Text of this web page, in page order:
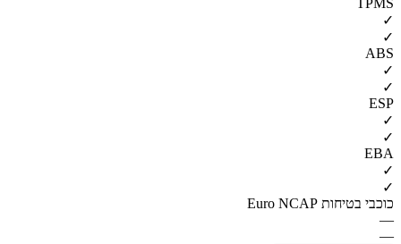
✓
✓
ABS
✓
✓
ESP
✓
✓
EBA
✓
✓
כוכבי בטיחות Euro NCAP
—
—